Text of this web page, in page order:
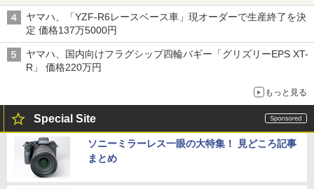
ヤマハ、「YZF-R6レースベース車」現オーダーで生産終了を決
定 価格137万5000円
ヤマハ、国内向けフラグシップ四輪バギー「グリズリーEPS XT-
R」 価格220万円
もっと見る
Special Site
ソニーミラーレス一眼の大特集！ 見どころ記事
まとめ